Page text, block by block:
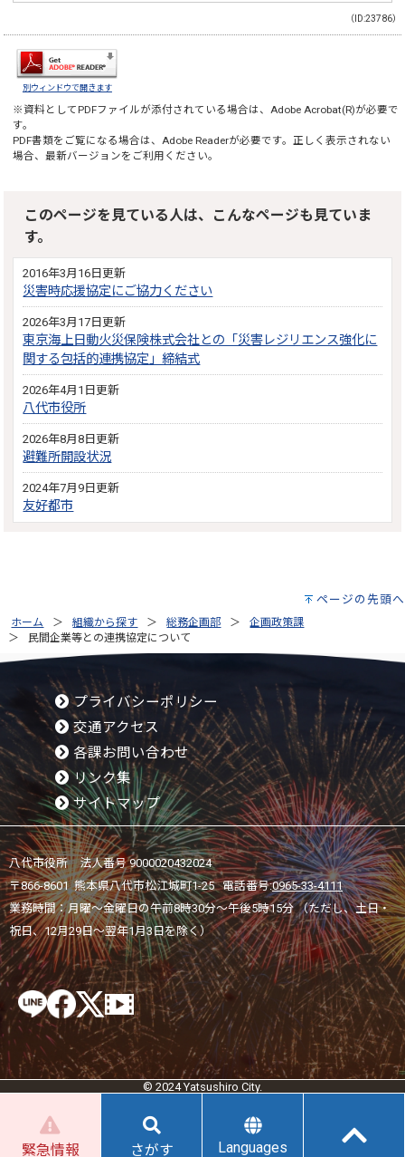
（ID:23786）
別ウィンドウで開きます
※資料としてPDFファイルが添付されている場合は、Adobe Acrobat(R)が必要で
す。
PDF書類をご覧になる場合は、Adobe Readerが必要です。正しく表示されない
場合、最新バージョンをご利用ください。
このページを見ている人は、こんなページも見ていま
す。
2016年3月16日更新
災害時応援協定にご協力ください
2026年3月17日更新
東京海上日動火災保険株式会社との「災害レジリエンス強化に
関する包括的連携協定」締結式
2026年4月1日更新
八代市役所
2026年8月8日更新
避難所開設状況
2024年7月9日更新
友好都市
ページの先頭へ
ホーム 組織から探す 総務企画部
企画政策課
民間企業等との連携協定について
プライバシーポリシー
交通アクセス
各課お問い合わせ
リンク集
サイトマップ
八代市役所 法人番号 9000020432024
〒866-8601 熊本県八代市松江城町1-25 電話番号:0965-33-4111
業務時間：月曜～金曜日の午前8時30分～午後5時15分 （ただし、土日・
祝日、12月29日～翌年1月3日を除く）
© 2024 Yatsushiro City.
緊急情報 さがす Languages